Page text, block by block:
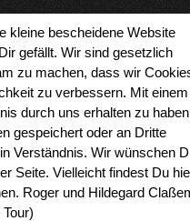
kleine bescheidene Website
gefällt. Wir sind gesetzlich
zu machen, dass wir
zu verbessern. Mit einem
durch uns erhalten zu
gespeichert oder an Dritte
Verständnis. Wir wünschen
Seite. Vielleicht findest Du
Roger und Hildegard